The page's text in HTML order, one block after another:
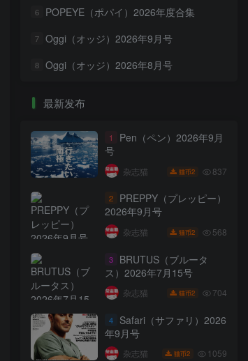
6 POPEYE（ポパイ）2026年度合集
7 Oggi（オッジ）2026年9月号
8 Oggi（オッジ）2026年8月号
最新发布
1
Pen（ペン）2026年9月
号
杂志猫 猫币2 837
2
PREPPY（プレッピー）
2026年9月号
杂志猫 猫币2 568
3
BRUTUS（ブルータ
ス）2026年7月15号
杂志猫 猫币2 704
4
Safari（サファリ）2026
年9月号
杂志猫 猫币2 1059